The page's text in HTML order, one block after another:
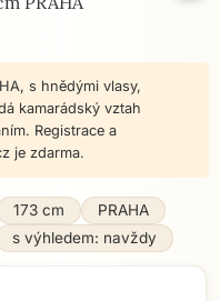
s hnědými vlasy,
kamarádský vztah
Registrace a
je zdarma.
173 cm
PRAHA
s výhledem: navždy